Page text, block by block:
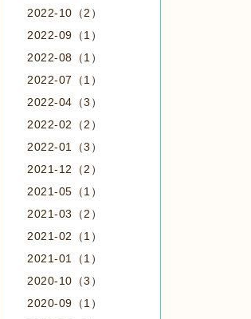
2022-10（2）
2022-09（1）
2022-08（1）
2022-07（1）
2022-04（3）
2022-02（2）
2022-01（3）
2021-12（2）
2021-05（1）
2021-03（2）
2021-02（1）
2021-01（1）
2020-10（3）
2020-09（1）